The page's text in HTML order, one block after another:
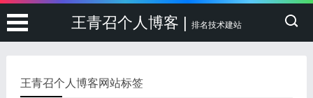
王青召个人博客 | 排名技术建站
王青召个人博客网站标签